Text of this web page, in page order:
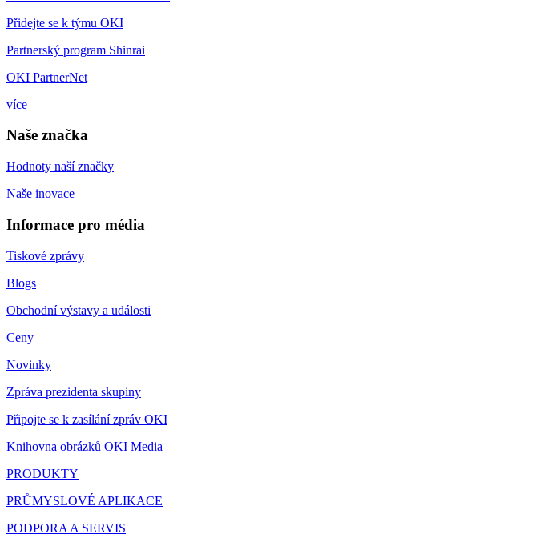
Přidejte se k týmu OKI
Partnerský program Shinrai
OKI PartnerNet
více
Naše značka
Hodnoty naší značky
Naše inovace
Informace pro média
Tiskové zprávy
Blogs
Obchodní výstavy a události
Ceny
Novinky
Zpráva prezidenta skupiny
Připojte se k zasílání zpráv OKI
Knihovna obrázků OKI Media
PRODUKTY
PRŮMYSLOVÉ APLIKACE
PODPORA A SERVIS